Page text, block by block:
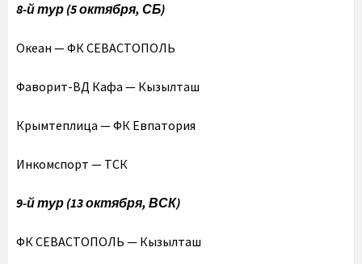
8-й тур (5 октября, СБ)
Океан — ФК СЕВАСТОПОЛЬ
Фаворит-ВД Кафа — Кызылташ
Крымтеплица — ФК Евпатория
Инкомспорт — ТСК
9-й тур (13 октября, ВСК)
ФК СЕВАСТОПОЛЬ — Кызылташ